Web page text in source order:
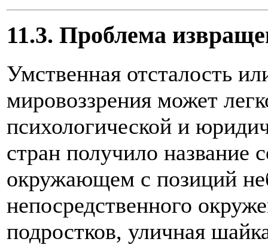
11.3. Проблема
Умственная отсталость
мировоззрения может
психологической и
стран получило
окружающем с позиций
непосредственного
подростков, уличная